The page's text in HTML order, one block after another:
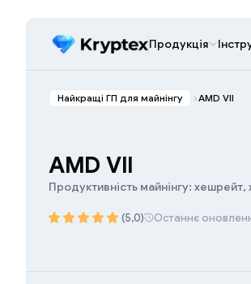
Продукція
Найкращі ГП для майнінгу AMD VII
AMD VII
Продуктивність майнінгу:
(5,0) Останнє